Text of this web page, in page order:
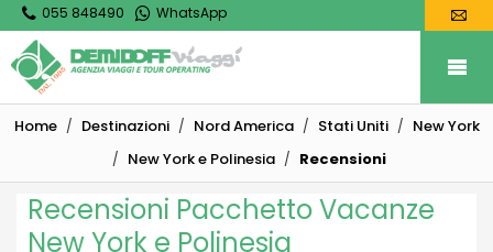
055 848490 WhatsApp
Home Destinazioni Nord America Stati Uniti
New York
New York e Polinesia
Recensioni
Recensioni Pacchetto Vacanze
New York e Polinesia